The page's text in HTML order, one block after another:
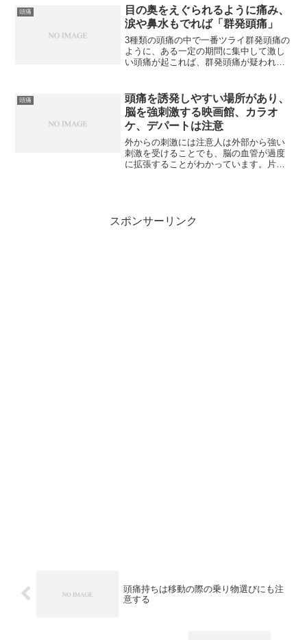
は、左右上下の揺れや細かい振動によっ
て脳が常に刺激されます。しか...
頭痛
目の奥をえぐられるように痛み、
涙や鼻水もでれば「群発頭痛」
3種類の頭痛の中で一番ツライ群発頭痛の
ように、ある一定の期問に集中して激し
い頭痛が起これば、群発頭痛が疑われま
名度は低く、患者さんの数もそう多くは
ありません。しかし、痛み...
頭痛
頭痛を誘発しやすい場所があり、
脳を強刺激する映画館、カラオ
ケ、デパートは注意
外からの刺激には注意人は外部から強い
刺激を受けることでも、脳の血管が過度
に拡張することがわかっています。片頭
スポンサーリンク
頭痛持ちは移動の際の乗り物選びにも注
意する